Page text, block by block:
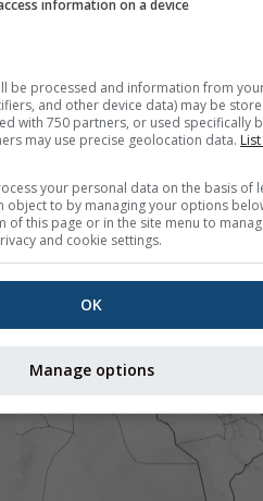
information on a device
be processed and information from
and other device data) may be
with 750 partners, or used specifically
may use precise geolocation data.
your personal data on the basis of
object to by managing your options
of this page or in the site menu to
and cookie settings.
OK
Manage options